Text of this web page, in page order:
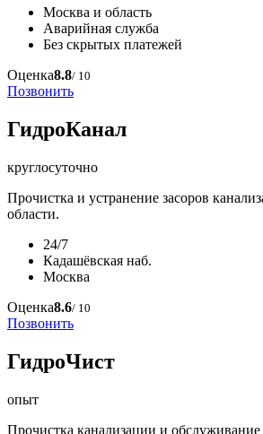
Москва и область
Аварийная служба
Без скрытых платежей
Оценка8.8/ 10
Позвонить
ГидроКанал
круглосуточно
Прочистка и устранение засоров
области.
24/7
Кадашёвская наб.
Москва
Оценка8.6/ 10
Позвонить
ГидроЧист
опыт
Прочистка канализации и